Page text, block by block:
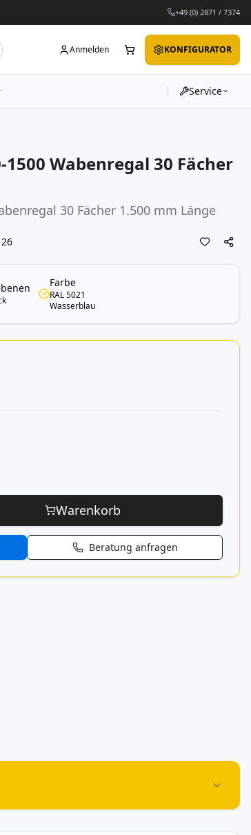
+49 (0) 2871 / 7374
Anmelden KONFIGURATOR
Service
1500 Wabenregal 30 Fächer
30 Fächer 1.500 mm Länge
Farbe
RAL 5021
Wasserblau
Warenkorb
Beratung anfragen